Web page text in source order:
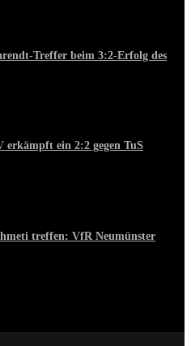
Treffer beim 3:2-Erfolg des
erkämpft ein 2:2 gegen TuS
treffen: VfR Neumünster